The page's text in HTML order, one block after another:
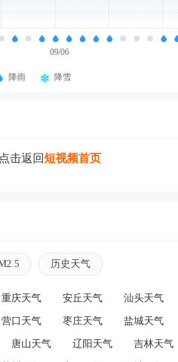
09/06
降雨 降雪
击返回短视频首页
历史天气
重庆天气 安丘天气 汕头天气
营口天气 枣庄天气 盐城天气
唐山天气 辽阳天气 吉林天气